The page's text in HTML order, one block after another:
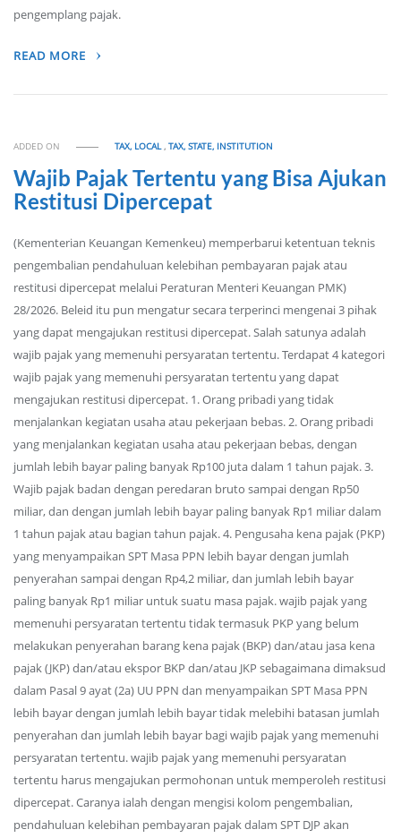
pengemplang pajak.
READ MORE
ADDED ON TAX, LOCAL,TAX, STATE, INSTITUTION
Wajib Pajak Tertentu yang Bisa Ajukan
Restitusi Dipercepat
(Kementerian Keuangan Kemenkeu) memperbarui ketentuan teknis
pengembalian pendahuluan kelebihan pembayaran pajak atau
restitusi dipercepat melalui Peraturan Menteri Keuangan PMK)
28/2026. Beleid itu pun mengatur secara terperinci mengenai 3 pihak
yang dapat mengajukan restitusi dipercepat. Salah satunya adalah
wajib pajak yang memenuhi persyaratan tertentu. Terdapat 4 kategori
wajib pajak yang memenuhi persyaratan tertentu yang dapat
mengajukan restitusi dipercepat. 1. Orang pribadi yang tidak
menjalankan kegiatan usaha atau pekerjaan bebas. 2. Orang pribadi
yang menjalankan kegiatan usaha atau pekerjaan bebas, dengan
jumlah lebih bayar paling banyak Rp100 juta dalam 1 tahun pajak. 3.
Wajib pajak badan dengan peredaran bruto sampai dengan Rp50
miliar, dan dengan jumlah lebih bayar paling banyak Rp1 miliar dalam
1 tahun pajak atau bagian tahun pajak. 4. Pengusaha kena pajak (PKP)
yang menyampaikan SPT Masa PPN lebih bayar dengan jumlah
penyerahan sampai dengan Rp4,2 miliar, dan jumlah lebih bayar
paling banyak Rp1 miliar untuk suatu masa pajak. wajib pajak yang
memenuhi persyaratan tertentu tidak termasuk PKP yang belum
melakukan penyerahan barang kena pajak (BKP) dan/atau jasa kena
pajak (JKP) dan/atau ekspor BKP dan/atau JKP sebagaimana dimaksud
dalam Pasal 9 ayat (2a) UU PPN dan menyampaikan SPT Masa PPN
lebih bayar dengan jumlah lebih bayar tidak melebihi batasan jumlah
penyerahan dan jumlah lebih bayar bagi wajib pajak yang memenuhi
persyaratan tertentu. wajib pajak yang memenuhi persyaratan
tertentu harus mengajukan permohonan untuk memperoleh restitusi
dipercepat. Caranya ialah dengan mengisi kolom pengembalian,
pendahuluan kelebihan pembayaran pajak dalam SPT DJP akan